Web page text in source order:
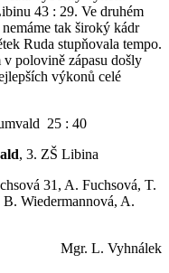
43 : 29. Ve druhém
tak široký kádr
Ruda stupňovala tempo.
polovině zápasu došly
výkonů celé
25 : 40
, 3. ZŠ Libina
31, A. Fuchsová, T.
Wiedermannová, A.
Mgr. L. Vyhnálek